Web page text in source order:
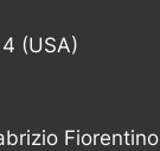
(USA)
Fiorentino